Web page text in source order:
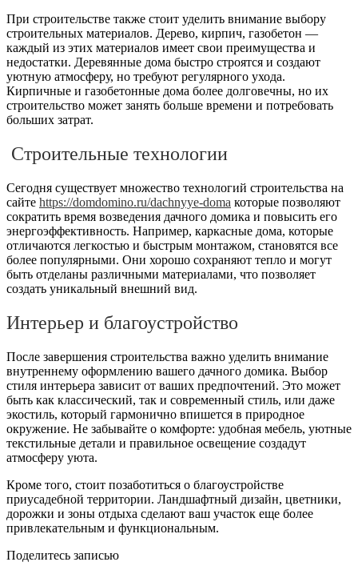
При строительстве также стоит уделить внимание выбору
строительных материалов. Дерево, кирпич, газобетон —
каждый из этих материалов имеет свои преимущества и
недостатки. Деревянные дома быстро строятся и создают
уютную атмосферу, но требуют регулярного ухода.
Кирпичные и газобетонные дома более долговечны, но их
строительство может занять больше времени и потребовать
больших затрат.
Строительные технологии
Сегодня существует множество технологий строительства на
сайте https://domdomino.ru/dachnyye-doma которые позволяют
сократить время возведения дачного домика и повысить его
энергоэффективность. Например, каркасные дома, которые
отличаются легкостью и быстрым монтажом, становятся все
более популярными. Они хорошо сохраняют тепло и могут
быть отделаны различными материалами, что позволяет
создать уникальный внешний вид.
Интерьер и благоустройство
После завершения строительства важно уделить внимание
внутреннему оформлению вашего дачного домика. Выбор
стиля интерьера зависит от ваших предпочтений. Это может
быть как классический, так и современный стиль, или даже
экостиль, который гармонично впишется в природное
окружение. Не забывайте о комфорте: удобная мебель, уютные
текстильные детали и правильное освещение создадут
атмосферу уюта.
Кроме того, стоит позаботиться о благоустройстве
приусадебной территории. Ландшафтный дизайн, цветники,
дорожки и зоны отдыха сделают ваш участок еще более
привлекательным и функциональным.
Поделитесь записью